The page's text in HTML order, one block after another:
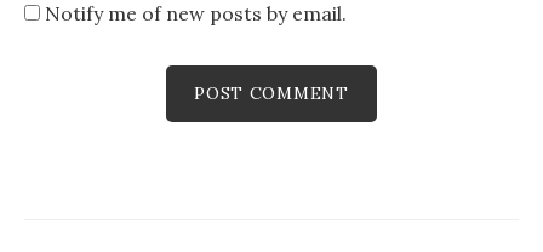
Notify me of new posts by email.